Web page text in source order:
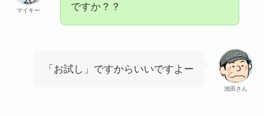
マイキー
ですか？？
池田さん
「お試し」ですからいいですよー